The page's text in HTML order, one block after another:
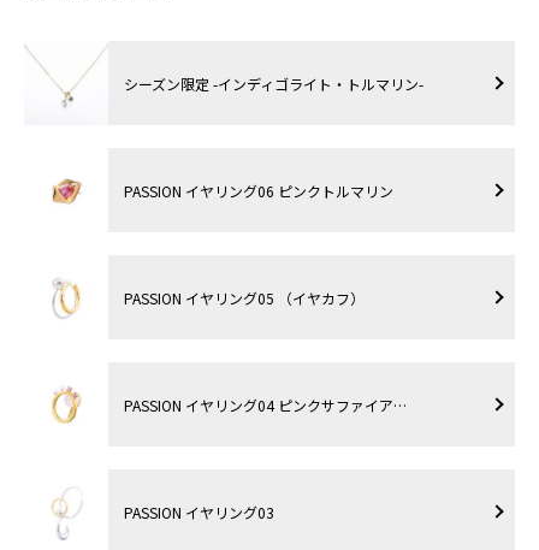
シーズン限定 -インディゴライト・トルマリン-
PASSION イヤリング06 ピンクトルマリン
PASSION イヤリング05 （イヤカフ）
PASSION イヤリング04 ピンクサファイア…
PASSION イヤリング03